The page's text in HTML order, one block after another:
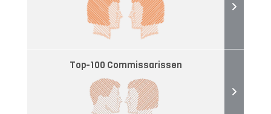
Top-100 Commissarissen